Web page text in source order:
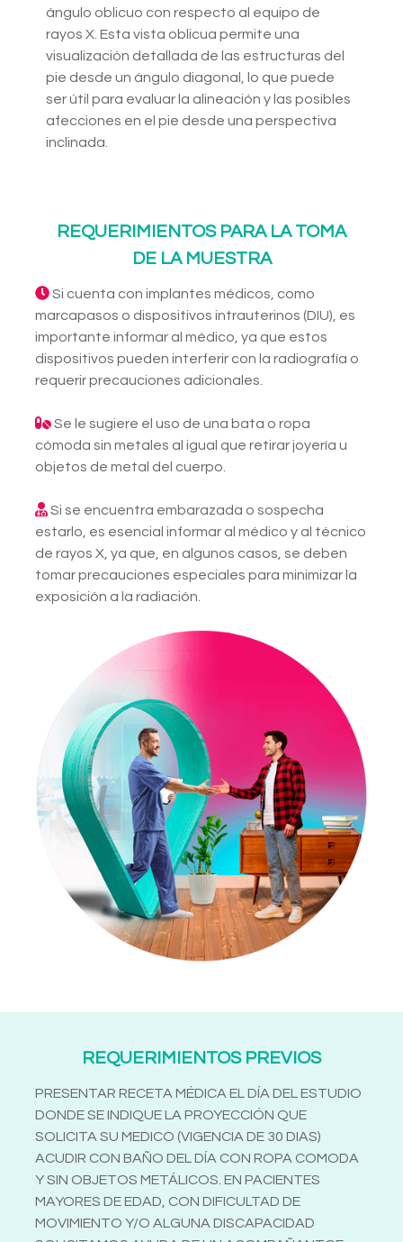
ángulo oblicuo con respecto al equipo de
rayos X. Esta vista oblicua permite una
visualización detallada de las estructuras del
pie desde un ángulo diagonal, lo que puede
ser útil para evaluar la alineación y las posibles
afecciones en el pie desde una perspectiva
inclinada.
REQUERIMIENTOS PARA LA TOMA
DE LA MUESTRA
Si cuenta con implantes médicos, como
marcapasos o dispositivos intrauterinos (DIU), es
importante informar al médico, ya que estos
dispositivos pueden interferir con la radiografía o
requerir precauciones adicionales.
Se le sugiere el uso de una bata o ropa
cómoda sin metales al igual que retirar joyería u
objetos de metal del cuerpo.
Si se encuentra embarazada o sospecha
estarlo, es esencial informar al médico y al técnico
de rayos X, ya que, en algunos casos, se deben
tomar precauciones especiales para minimizar la
exposición a la radiación.
REQUERIMIENTOS PREVIOS
PRESENTAR RECETA MÉDICA EL DÍA DEL ESTUDIO
DONDE SE INDIQUE LA PROYECCIÓN QUE
SOLICITA SU MEDICO (VIGENCIA DE 30 DIAS)
ACUDIR CON BAÑO DEL DÍA CON ROPA COMODA
Y SIN OBJETOS METÁLICOS. EN PACIENTES
MAYORES DE EDAD, CON DIFICULTAD DE
MOVIMIENTO Y/O ALGUNA DISCAPACIDAD